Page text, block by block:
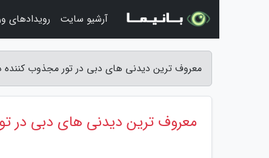
معروف ترین دیدنی های دبی در تور مجذوب کننده
معروف ترین دیدنی های دبی در
آرشیو سایت رویدادهای